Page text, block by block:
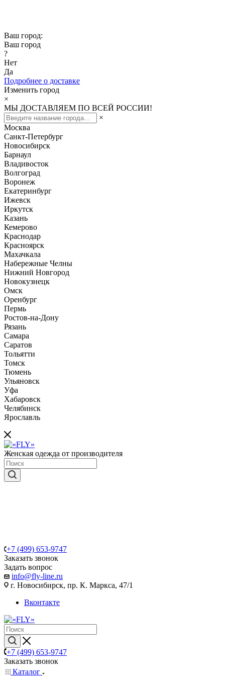
Ваш город:
Ваш город
?
Нет
Да
Подробнее о доставке
Изменить город
×
МЫ ДОСТАВЛЯЕМ ПО ВСЕЙ РОССИИ!
×
Москва
Санкт-Петербург
Новосибирск
Барнаул
Владивосток
Волгоград
Воронеж
Екатеринбург
Ижевск
Иркутск
Казань
Кемерово
Краснодар
Красноярск
Махачкала
Набережные Челны
Нижний Новгород
Новокузнецк
Омск
Оренбург
Пермь
Ростов-на-Дону
Рязань
Самара
Саратов
Тольятти
Томск
Тюмень
Ульяновск
Уфа
Хабаровск
Челябинск
Ярославль
Женская одежда от производителя
+7 (499) 653-9747
Заказать звонок
Задать вопрос
info@fly-line.ru
г. Новосибирск, пр. К. Маркса, 47/1
Вконтакте
+7 (499) 653-9747
Заказать звонок
Каталог